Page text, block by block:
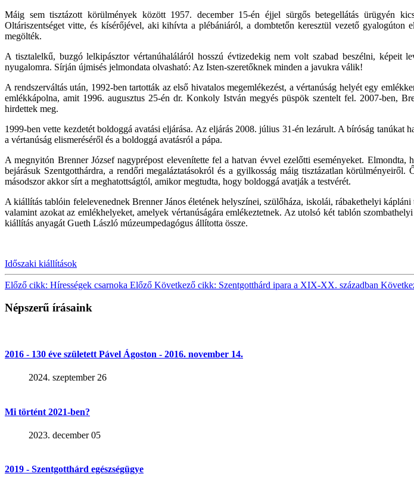
Máig sem tisztázott körülmények között 1957. december 15-én éjjel sürgős betegellátás ürügyén
Oltáriszentséget vitte, és kísérőjével, aki kihívta a plébániáról, a dombtetőn keresztül vezető
megölték.
A tisztalelkű, buzgó lelkipásztor vértanúhaláláról hosszú évtizedekig nem volt szabad beszélni,
nyugalomra. Sírján újmisés jelmondata olvasható: Az Isten-szeretőknek minden a javukra válik!
A rendszerváltás után, 1992-ben tartották az első hivatalos megemlékezést, a vértanúság helyét egy
emlékkápolna, amit 1996. augusztus 25-én dr. Konkoly István megyés püspök szentelt fel. 2007-ben,
hirdettek meg.
1999-ben vette kezdetét boldoggá avatási eljárása. Az eljárás 2008. július 31-én lezárult. A bíróság
a vértanúság elismeréséről és a boldoggá avatásról a pápa.
A megnyitón Brenner József nagyprépost elevenítette fel a hatvan évvel ezelőtti eseményeket.
bejárásuk Szentgotthárdra, a rendőri megaláztatásokról és a gyilkosság máig tisztázatlan
másodszor akkor sírt a meghatottságtól, amikor megtudta, hogy boldoggá avatják a testvérét.
A kiállítás tablóin felelevenednek Brenner János életének helyszínei, szülőháza, iskolái, rábakethelyi
valamint azokat az emlékhelyeket, amelyek vértanúságára emlékeztetnek. Az utolsó két tablón
kiállítás anyagát Gueth László múzeumpedagógus állította össze.
Időszaki kiállítások
Előző cikk: Hírességek csarnoka Előző Következő cikk: Szentgotthárd ipara a XIX-XX. században
Népszerű írásaink
2016 - 130 éve született Pável Ágoston - 2016. november 14.
2024. szeptember 26
Mi történt 2021-ben?
2023. december 05
2019 - Szentgotthárd egészségügye